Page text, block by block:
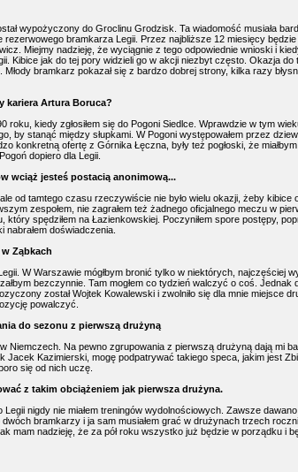
wypożyczony do Groclinu Grodzisk. Ta wiadomość musiała
rezerwowego bramkarza Legii. Przez najbliższe 12 miesięcy będzie
Miejmy nadzieję, że wyciągnie z tego odpowiednie wnioski i
Kibice jak do tej pory widzieli go w akcji niezbyt często. Okazja do
bramkarz pokazał się z bardzo dobrej strony, kilka razy
kariera Artura Boruca?
roku, kiedy zgłosiłem się do Pogoni Siedlce. Wprawdzie w tym
by stanąć między słupkami. W Pogoni występowałem przez
konkretną ofertę z Górnika Łęczna, były też pogłoski, że
dopiero dla Legii.
wciąż jesteś postacią anonimową...
od tamtego czasu rzeczywiście nie było wielu okazji, żeby kibice
zespołem, nie zagrałem też żadnego oficjalnego meczu w
spędziłem na Łazienkowskiej. Poczyniłem spore postępy,
doświadczenia.
w Ząbkach
W Warszawie mógłbym bronić tylko w niektórych, najczęściej
bezczynnie. Tam mogłem co tydzień walczyć o coś. Jednak
został Wojtek Kowalewski i zwolniło się dla mnie miejsce
powalczyć.
do sezonu z pierwszą drużyną
Niemczech. Na pewno zgrupowania z pierwszą drużyną dają mi
Jacek Kazimierski, mogę podpatrywać takiego speca, jakim jest
się od nich uczę.
z takim obciążeniem jak pierwsza drużyna.
nigdy nie miałem treningów wydolnościowych. Zawsze
bramkarzy i ja sam musiałem grać w drużynach trzech
mam nadzieję, że za pół roku wszystko już będzie w porządku i